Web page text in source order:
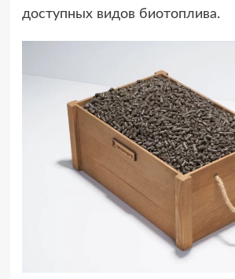
доступных видов биотоплива.